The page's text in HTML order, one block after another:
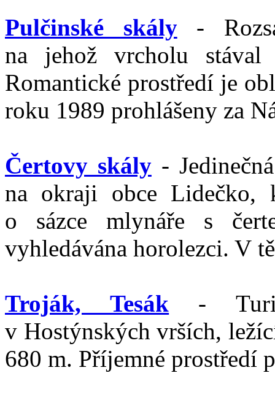
Pulčinské skály-
na jehož vrcholu
Romantické prostředí je
roku 1989 prohlášeny za
Čertovy skály-
na okraji obce Lidečko,
o sázce mlynáře s
vyhledávána horolezci. V
Troják, Tesák -
v Hostýnských vrších,
680 m. Příjemné prostředí